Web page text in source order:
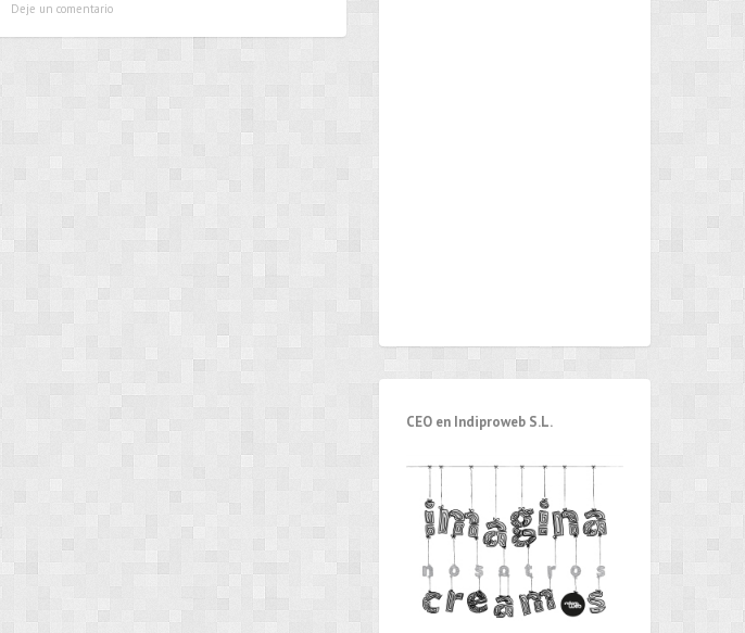
Deje un comentario
CEO en Indiproweb S.L.